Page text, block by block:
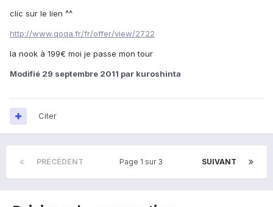
clic sur le lien ^^
http://www.qoqa.fr/fr/offer/view/2722
la nook à 199€ moi je passe mon tour
Modifié 29 septembre 2011 par kuroshinta
Citer
PRÉCÉDENT SUIVANT
Page 1 sur 3